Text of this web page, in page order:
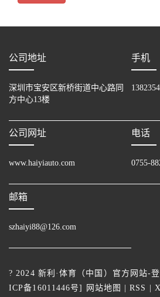
公司地址
深圳市宝安区新桥街道中心路同
方中心13楼
手机
公司网址
www.haiyiauto.com
电话
0755-
邮箱
szhaiyi88@126.com
? 2024 新利·体育（中国）官方网站-
ICP备16011446号] 网站地图 |RSS